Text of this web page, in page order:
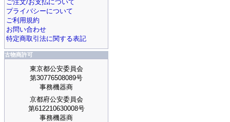
ご注文/お支払について
プライバシーについて
ご利用規約
お問い合わせ
特定商取引法に関する表記
古物商許可
東京都公安委員会
第30776508089号
事務機器商
京都府公安委員会
第612210630008号
事務機器商